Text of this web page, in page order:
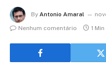
By Antonio Amaral
Nenhum comentário
1